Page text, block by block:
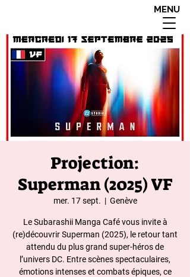
MENU
Projection:
Superman (2025) VF
mer. 17 sept.
  |
Genève
Le Subarashii Manga Café vous invite à
(re)découvrir Superman (2025), le retour tant
attendu du plus grand super-héros de
l’univers DC. Entre scènes spectaculaires,
émotions intenses et combats épiques, ce